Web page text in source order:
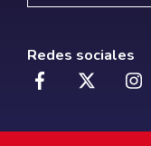
Redes sociales